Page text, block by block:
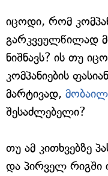
იცოდი, რომ
გარკვეულწილად
ნიშნავს? ის თუ
კომპანიების
მარტივად,
შესაძლებელი?
თუ ამ კითხვებზე
და პირველ რიგში